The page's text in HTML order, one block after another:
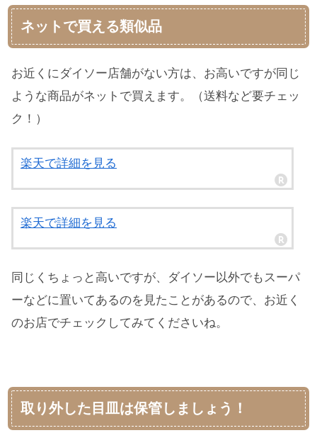
ネットで買える類似品
お近くにダイソー店舗がない方は、お高いですが同じ
ような商品がネットで買えます。（送料など要チェッ
ク！）
楽天で詳細を見る
楽天で詳細を見る
同じくちょっと高いですが、ダイソー以外でもスーパ
ーなどに置いてあるのを見たことがあるので、お近く
のお店でチェックしてみてくださいね。
取り外した目皿は保管しましょう！